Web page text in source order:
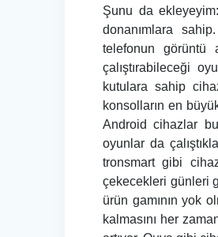
Şunu da
donanımlara
telefonun görüntü
çalıştırabileceği
kutulara sahip
konsolların en
Android cihazlar
oyunlar da
tronsmart gibi
çekecekleri günleri
ürün gamının yok
kalmasını her